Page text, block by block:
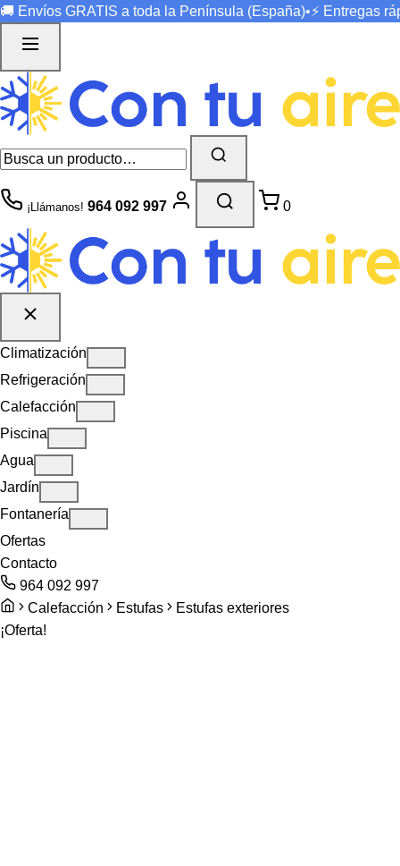
🚚 Envíos GRATIS a toda la Península (España)•⚡ Entregas
¡Llámanos! 964 092 997 0
Climatización
Refrigeración
Calefacción
Piscina
Agua
Jardín
Fontanería
Ofertas
Contacto
964 092 997
Calefacción
Estufas
Estufas exteriores
¡Oferta!